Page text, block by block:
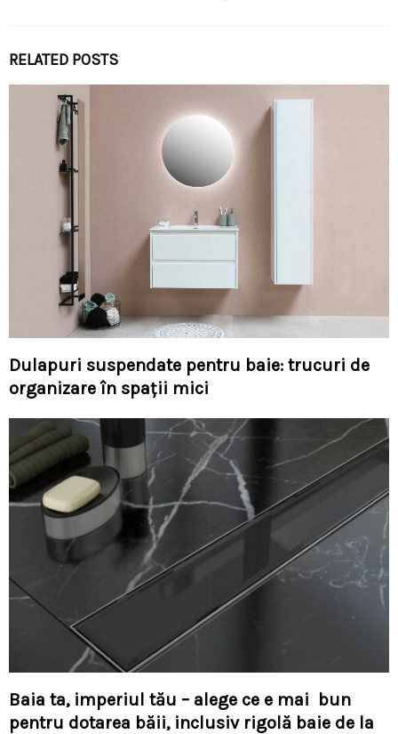
RELATED POSTS
Dulapuri suspendate pentru baie: trucuri de
organizare în spații mici
Baia ta, imperiul tău – alege ce e mai bun
pentru dotarea băii, inclusiv rigolă baie de la